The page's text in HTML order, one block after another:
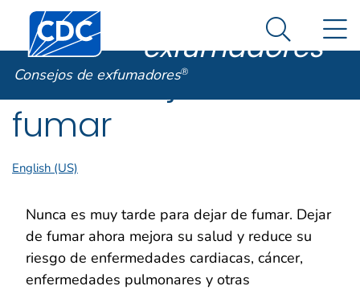
Un sitio oficial del Gobierno de Estados Unidos
Así es como usted puede verificarlo
Centros para el Control y la Prevención de
Consejos de
exfumadores®
Search
Consejos de exfumadores®
Cómo dejar de
fumar
English (US)
Nunca es muy tarde para dejar de fumar. Dejar
de fumar ahora mejora su salud y reduce su
riesgo de enfermedades cardiacas, cáncer,
enfermedades pulmonares y otras